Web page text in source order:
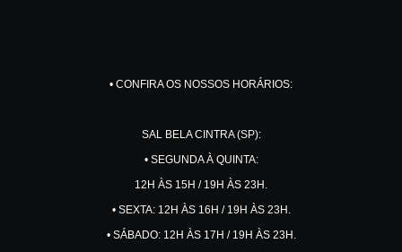
• CONFIRA OS NOSSOS HORÁRIOS:
SAL BELA CINTRA (SP):
• SEGUNDA À QUINTA:
12H ÀS 15H / 19H ÀS 23H.
• SEXTA: 12H ÀS 16H / 19H ÀS 23H.
• SÁBADO: 12H ÀS 17H / 19H ÀS 23H.